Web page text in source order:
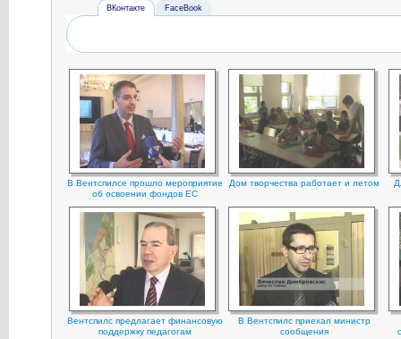
ВКонтакте FaceBook
В Вентспилсе прошло мероприятие
об освоении фондов ЕС
Дом творчества работает и летом
Вентспилс предлагает финансовую
поддержку педагогам
В Вентспилс приехал министр
сообщения